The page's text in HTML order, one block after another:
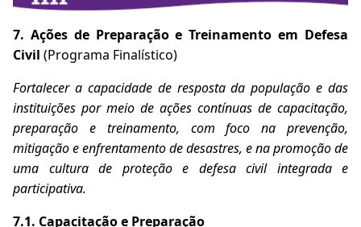
7. Ações de Preparação e Treinamento em Defesa
Civil (Programa Finalístico)
Fortalecer a capacidade de resposta da população e das
instituições por meio de ações contínuas de capacitação,
preparação e treinamento, com foco na prevenção,
mitigação e enfrentamento de desastres, e na promoção de
uma cultura de proteção e defesa civil integrada e
participativa.
7.1. Capacitação e Preparação